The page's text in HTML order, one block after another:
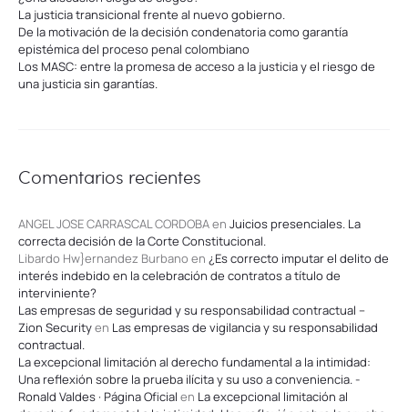
La justicia transicional frente al nuevo gobierno.
De la motivación de la decisión condenatoria como garantía
epistémica del proceso penal colombiano
Los MASC: entre la promesa de acceso a la justicia y el riesgo de
una justicia sin garantías.
Comentarios recientes
ANGEL JOSE CARRASCAL CORDOBAen Juicios presenciales. La
correcta decisión de la Corte Constitucional.
Libardo Hw}ernandez Burbano en ¿Es correcto imputar el delito de
interés indebido en la celebración de contratos a título de
interviniente?
Las empresas de seguridad y su responsabilidad contractual –
Zion Securityen Las empresas de vigilancia y su responsabilidad
contractual.
La excepcional limitación al derecho fundamental a la intimidad:
Una reflexión sobre la prueba ilícita y su uso a conveniencia. -
Ronald Valdes · Página Oficial en La excepcional limitación al